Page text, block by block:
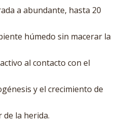
a abundante, hasta 20
húmedo sin macerar la
al contacto con el
y el crecimiento de
de la herida.